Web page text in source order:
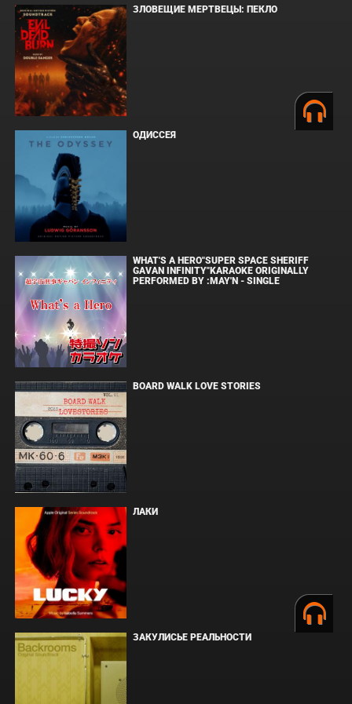
ЗЛОВЕЩИЕ МЕРТВЕЦЫ: ПЕКЛО
ОДИССЕЯ
WHAT'S A HERO"SUPER SPACE SHERIFF
GAVAN INFINITY"KARAOKE ORIGINALLY
PERFORMED BY :MAY'N - SINGLE
BOARD WALK LOVE STORIES
ЛАКИ
ЗАКУЛИСЬЕ РЕАЛЬНОСТИ